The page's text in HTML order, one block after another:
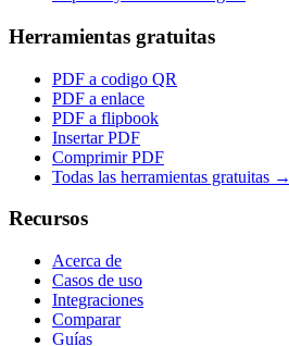
Herramientas gratuitas
PDF a codigo QR
PDF a enlace
PDF a flipbook
Insertar PDF
Comprimir PDF
Todas las herramientas gratuitas →
Recursos
Acerca de
Casos de uso
Integraciones
Comparar
Guías